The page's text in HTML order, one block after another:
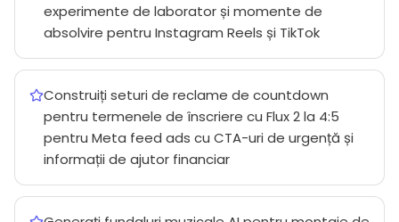
experimente de laborator și momente de
absolvire pentru Instagram Reels și TikTok
Construiți seturi de reclame de countdown
pentru termenele de înscriere cu Flux 2 la 4:5
pentru Meta feed ads cu CTA-uri de urgență și
informații de ajutor financiar